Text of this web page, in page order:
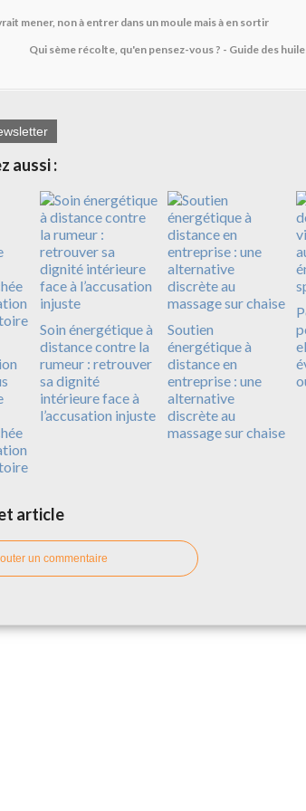
mener, non à entrer dans un moule mais à en sortir
Qui sème récolte, qu'en pensez-vous ? - Guide des
aussi :
Soin énergétique à
distance contre la
rumeur : retrouver
sa dignité
intérieure face à
l’accusation injuste
Soutien
énergétique à
distance en
entreprise : une
alternative
discrète au
massage sur chaise
article
un commentaire